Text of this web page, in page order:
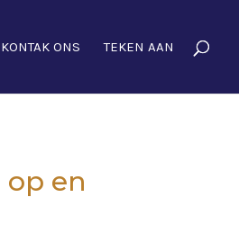
KONTAK ONS TEKEN AAN
op en